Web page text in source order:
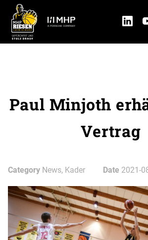
Paul Minjoth
Vertrag
Category News, Kader Date 2021-